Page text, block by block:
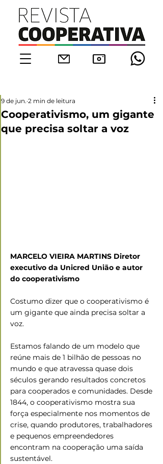
Cooperativismo, um gigante
que precisa soltar a voz
9 de jun. 2 min de leitura
MARCELO VIEIRA MARTINS Diretor
executivo da Unicred União e autor
do cooperativismo
Costumo dizer que o cooperativismo é
um gigante que ainda precisa soltar a
voz.
Estamos falando de um modelo que
reúne mais de 1 bilhão de pessoas no
mundo e que atravessa quase dois
séculos gerando resultados concretos
para cooperados e comunidades. Desde
1844, o cooperativismo mostra sua
força especialmente nos momentos de
crise, quando produtores, trabalhadores
e pequenos empreendedores
encontram na cooperação uma saída
sustentável.